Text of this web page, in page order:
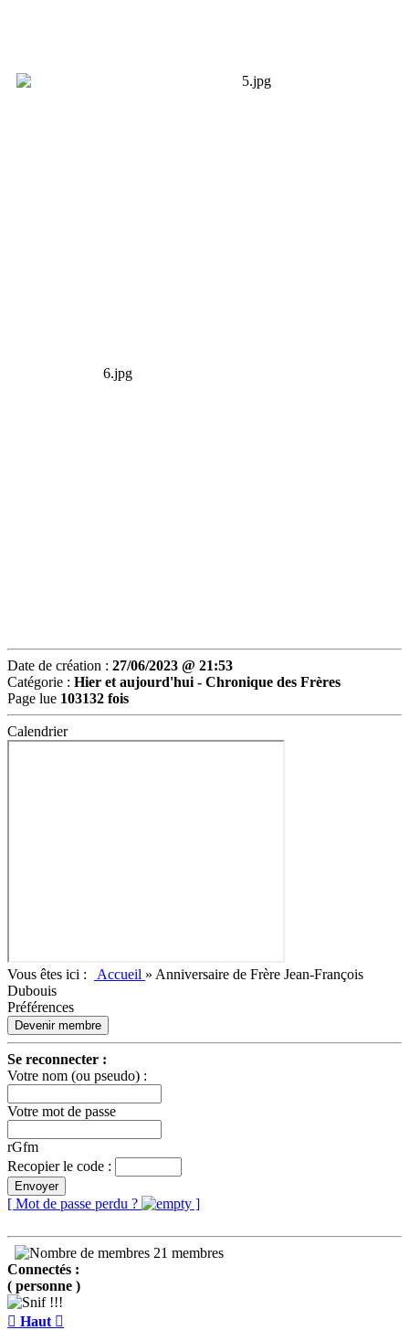
Date de création : 27/06/2023 @ 21:53
Catégorie : Hier et aujourd'hui - Chronique des Frères
Page lue 103132 fois
Calendrier
Vous êtes ici : Accueil » Anniversaire de Frère Jean-François
Dubouis
Préférences
Devenir membre
Se reconnecter :
Votre nom (ou pseudo) :
Votre mot de passe
rGfm
Recopier le code :
Envoyer
[ Mot de passe perdu ? ]
21 membres
Connectés :
( personne )
 Haut 